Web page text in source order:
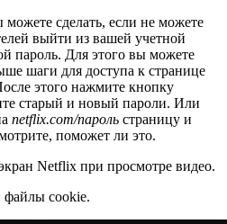
сделать, если не можете
выйти из вашей учетной
пароль. Для этого вы можете
шаги для доступа к странице
этого нажмите кнопку
старый и новый пароли. Или
netflix.com/пароль страницу и
поможет ли это.
Netflix при просмотре видео.
файлы cookie.